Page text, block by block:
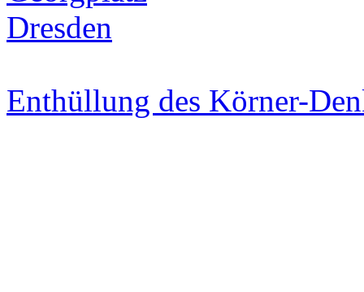
Enthüllung des Körner-